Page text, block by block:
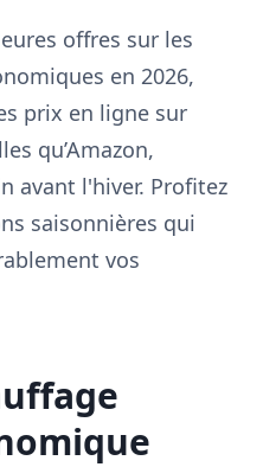
offres sur les
en 2026,
prix en ligne sur
qu’Amazon,
avant l'hiver. Profitez
saisonnières qui
vos